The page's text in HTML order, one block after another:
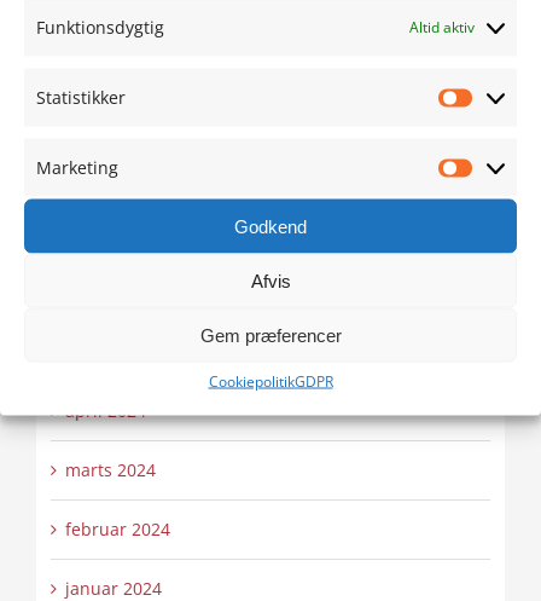
Funktionsdygtig Altid aktiv
Statistikker
Marketing
Godkend
Afvis
Gem præferencer
CookiepolitikGDPR
august 2024
april 2024
marts 2024
februar 2024
januar 2024